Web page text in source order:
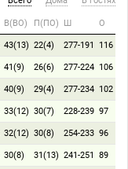
В(ВО) П(ПО) Ш О
43(13) 22(4) 277-191 116
41(9) 26(6) 277-224 106
40(9) 29(4) 277-234 102
33(12) 30(7) 228-239 97
32(12) 30(8) 254-233 96
30(8) 31(13) 241-251 89